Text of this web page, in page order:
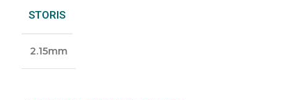
STORIS
2.15mm